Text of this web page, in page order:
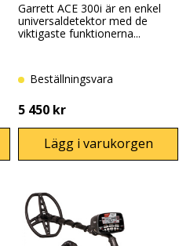
Garrett ACE 300i är en enkel
universaldetektor med de
viktigaste funktionerna...
Beställningsvara
5 450 kr
Lägg i varukorgen